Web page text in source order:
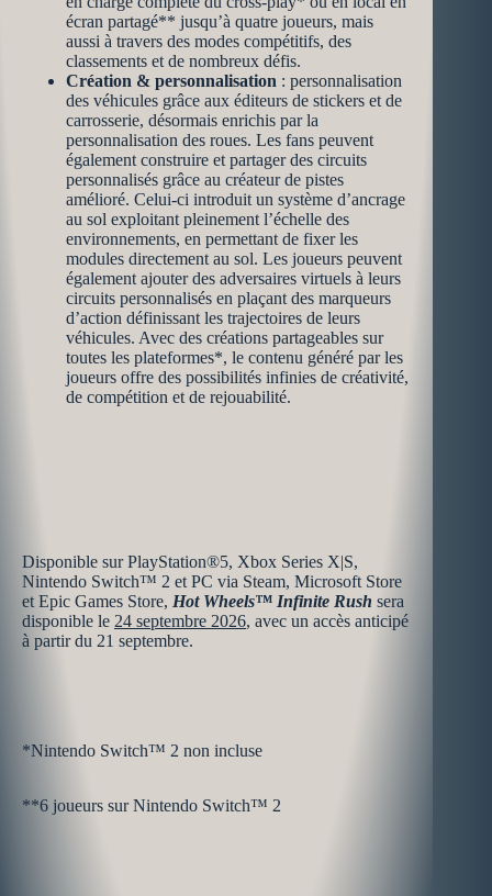
écran partagé** jusqu’à quatre joueurs, mais
aussi à travers des modes compétitifs, des
classements et de nombreux défis.
Création & personnalisation : personnalisation
des véhicules grâce aux éditeurs de stickers et de
carrosserie, désormais enrichis par la
personnalisation des roues. Les fans peuvent
également construire et partager des circuits
personnalisés grâce au créateur de pistes
amélioré. Celui-ci introduit un système d’ancrage
au sol exploitant pleinement l’échelle des
environnements, en permettant de fixer les
modules directement au sol. Les joueurs peuvent
également ajouter des adversaires virtuels à leurs
circuits personnalisés en plaçant des marqueurs
d’action définissant les trajectoires de leurs
véhicules. Avec des créations partageables sur
toutes les plateformes*, le contenu généré par les
joueurs offre des possibilités infinies de créativité,
de compétition et de rejouabilité.
Disponible sur PlayStation®5, Xbox Series X|S,
Nintendo Switch™ 2 et PC via Steam, Microsoft Store
et Epic Games Store, Hot Wheels™ Infinite Rush sera
disponible le 24 septembre 2026, avec un accès anticipé
à partir du 21 septembre.
*Nintendo Switch™ 2 non incluse
**6 joueurs sur Nintendo Switch™ 2